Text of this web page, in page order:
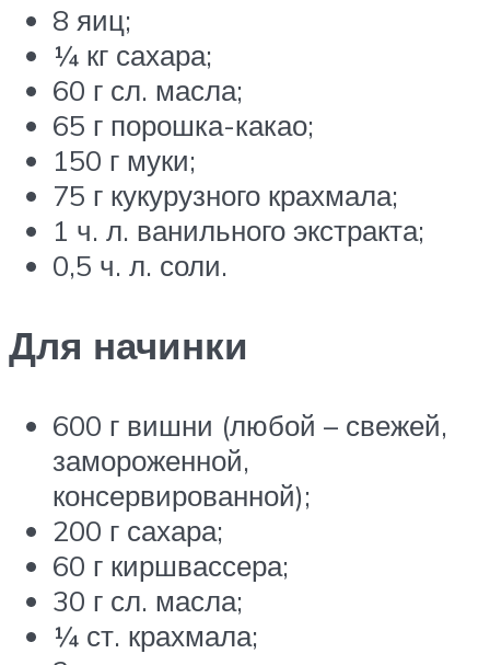
8 яиц;
¼ кг сахара;
60 г сл. масла;
65 г порошка-какао;
150 г муки;
75 г кукурузного крахмала;
1 ч. л. ванильного экстракта;
0,5 ч. л. соли.
Для начинки
600 г вишни (любой – свежей,
замороженной,
консервированной);
200 г сахара;
60 г киршвассера;
30 г сл. масла;
¼ ст. крахмала;